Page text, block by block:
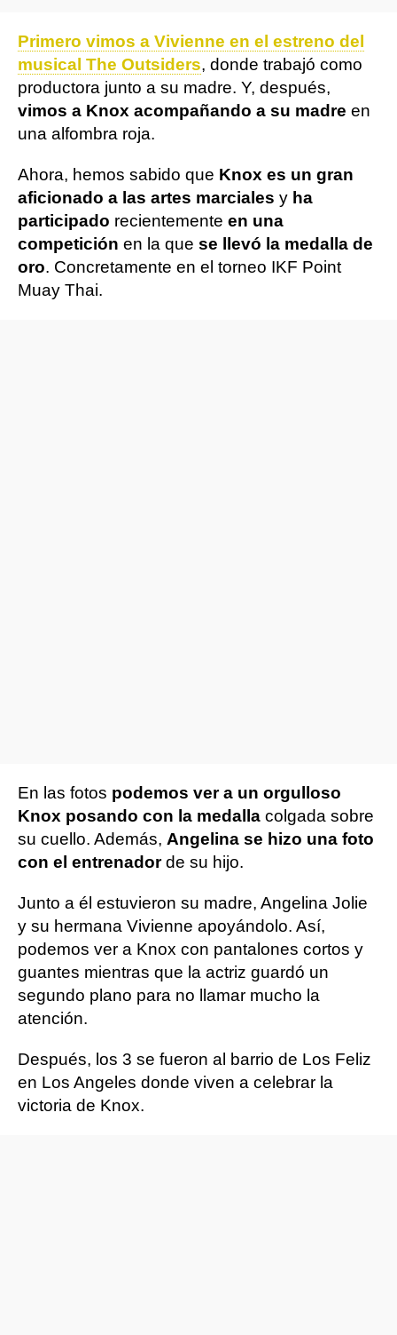
Primero vimos a Vivienne en el estreno del
musical The Outsiders, donde trabajó como
productora junto a su madre. Y, después,
vimos a Knox acompañando a su madre en
una alfombra roja.
Ahora, hemos sabido que Knox es un gran
aficionado a las artes marciales y ha
participado recientemente en una
competición en la que se llevó la medalla de
oro. Concretamente en el torneo IKF Point
Muay Thai.
En las fotos podemos ver a un orgulloso
Knox posando con la medalla colgada sobre
su cuello. Además, Angelina se hizo una foto
con el entrenadorde su hijo.
Junto a él estuvieron su madre, Angelina Jolie
y su hermana Vivienne apoyándolo. Así,
podemos ver a Knox con pantalones cortos y
guantes mientras que la actriz guardó un
segundo plano para no llamar mucho la
atención.
Después, los 3 se fueron al barrio de Los Feliz
en Los Angeles donde viven a celebrar la
victoria de Knox.